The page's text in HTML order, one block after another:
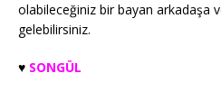
olabileceğiniz bir bayan arkadaşa
gelebilirsiniz.
♥️ SONGÜL